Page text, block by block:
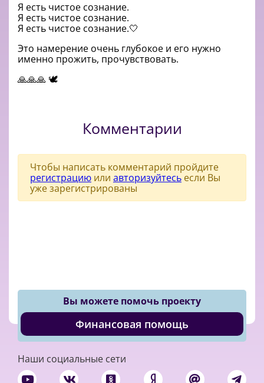
Я есть чистое сознание.
Я есть чистое сознание.
Я есть чистое сознание.🤍
Это намерение очень глубокое и его нужно
именно прожить, прочувствовать.
🙏🙏🙏 🕊️
Комментарии
Чтобы написать комментарий пройдите
регистрацию или авторизуйтесь если Вы
уже зарегистрированы
Вы можете помочь проекту
Финансовая помощь
Наши социальные сети